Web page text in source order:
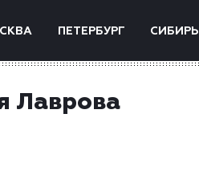
ПЕТЕРБУРГ СИБИРЬ
Лаврова